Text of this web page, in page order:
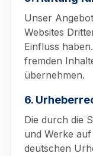
Unser
Websites
Einfluss
fremden
übernehmen.
6.
Die durch die
und Werke
deutschen